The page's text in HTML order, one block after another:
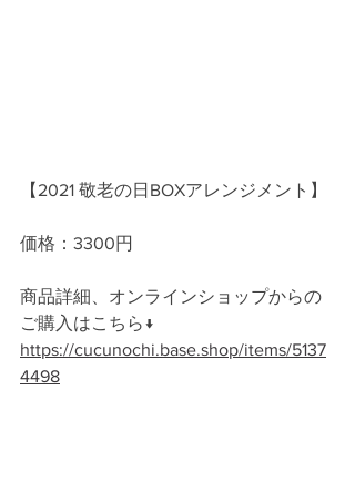
【2021 敬老の日BOXアレンジメント】
価格：3300円
商品詳細、オンラインショップからの
ご購入はこちら↓
https://cucunochi.base.shop/items/5137
4498